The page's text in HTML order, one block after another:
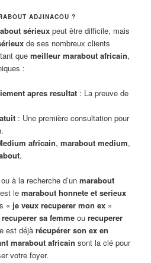
ADJINACOU ?
sérieux peut être difficile, mais
de ses nombreux clients
quemeilleur marabout africain,
:
apres resultat: La preuve de
: Une première consultation pour
africain, marabout medium,
.
à la recherche d’unmarabout
lemarabout honnete et serieux
« je veux recuperer mon ex »
recuperer sa femme ourecuperer
est déjàrécupérer son ex en
marabout africain sont la clé pour
votre foyer.